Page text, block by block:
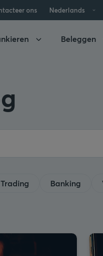
ons Nederlands
Beleggen
Trading Banking